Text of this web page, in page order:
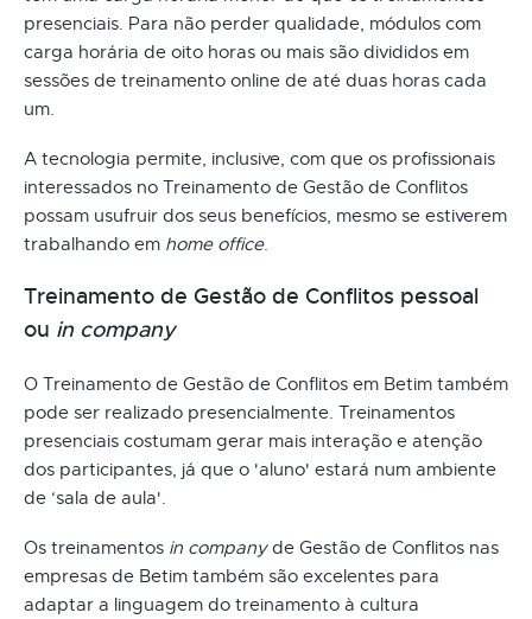
presenciais. Para não perder qualidade, módulos com
carga horária de oito horas ou mais são divididos em
sessões de treinamento online de até duas horas cada
um.
A tecnologia permite, inclusive, com que os profissionais
interessados no Treinamento de Gestão de Conflitos
possam usufruir dos seus benefícios, mesmo se estiverem
trabalhando em home office.
Treinamento de Gestão de Conflitos pessoal
ou in company
O Treinamento de Gestão de Conflitos em Betim também
pode ser realizado presencialmente. Treinamentos
presenciais costumam gerar mais interação e atenção
dos participantes, já que o 'aluno' estará num ambiente
de ‘sala de aula'.
Os treinamentos in companyde Gestão de Conflitos nas
empresas de Betim também são excelentes para
adaptar a linguagem do treinamento à cultura